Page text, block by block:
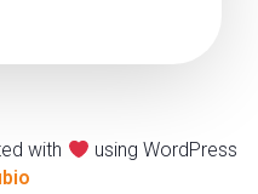
with
using WordPress